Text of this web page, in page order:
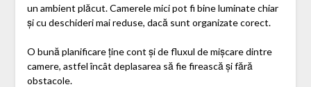
un ambient plăcut. Camerele mici pot fi bine luminate chiar
și cu deschideri mai reduse, dacă sunt organizate corect.
O bună planificare ține cont și de fluxul de mișcare dintre
camere, astfel încât deplasarea să fie firească și fără
obstacole.